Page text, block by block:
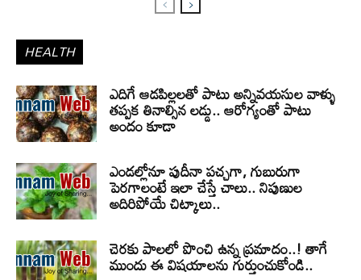
HEALTH
ఎదిగే ఆడపిల్లలతో పాటు అన్నివయసుల వాళ్ళు
తప్పక తినాల్సిన లడ్డు.. ఆరోగ్యంతో పాటు
అందం కూడా
ఎండల్లోనూ పుదీనా పచ్చగా, గుబురుగా
పెరగాలంటే ఇలా చేస్తే చాలు.. నిపుణుల
అదిరిపోయే చిట్కాలు..
చెరకు పాలలో పొంచి ఉన్న ప్రమాదం..! తాగే
ముందు ఈ విషయాలను గుర్తుంచుకోండి..